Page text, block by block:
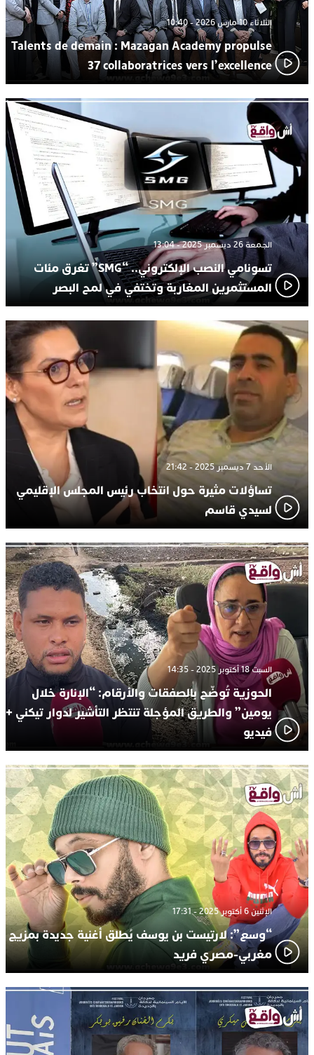
الثلاثاء 10 مارس 2026 - 10:40
Talents de demain : Mazagan Academy propulse
37 collaboratrices vers l’excellence
الجمعة 26 ديسمبر 2025 - 13:04
تسونامي النصب الإلكتروني.. “SMG” تغرق مئات
المستثمرين المغاربة وتختفي في لمح البصر
الأحد 7 ديسمبر 2025 - 21:42
تساؤلات مثيرة حول انتخاب رئيس المجلس الإقليمي
لسيدي قاسم
السبت 18 أكتوبر 2025 - 14:35
الحوزية تُوضّح بالصفقات والأرقام: “الإنارة خلال
يومين” والطريق المؤجلة تنتظر التأشير لدوار تيكني +
فيديو
الإثنين 6 أكتوبر 2025 - 17:31
“وسع”: لارتيست بن يوسف يُطلق أغنية جديدة بمزيج
مغربي-مصري فريد